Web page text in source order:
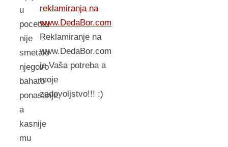
u
pocetku
nije
smetalo
njegovo
bahato
ponasanje,
a
kasnije
mu
reklamiranja na
www.DedaBor.com
Reklamiranje na
www.DedaBor.com
je Vaša potreba a
moje
zadovoljstvo!!! :)